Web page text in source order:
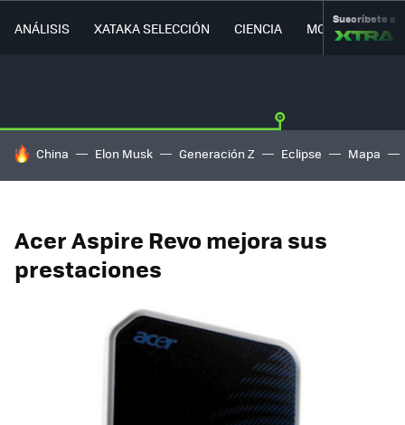
ANÁLISIS XATAKA SELECCIÓN CIENCIA MOVILIDAD
Suscríbete a
HOY SE HABLA DE
China Elon Musk Generación Z Eclipse Mapa
Acer Aspire Revo mejora sus
prestaciones